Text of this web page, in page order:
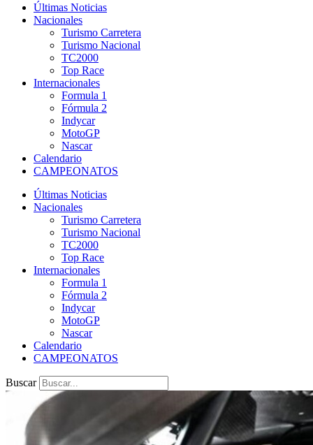
Últimas Noticias
Nacionales
Turismo Carretera
Turismo Nacional
TC2000
Top Race
Internacionales
Formula 1
Fórmula 2
Indycar
MotoGP
Nascar
Calendario
CAMPEONATOS
Últimas Noticias
Nacionales
Turismo Carretera
Turismo Nacional
TC2000
Top Race
Internacionales
Formula 1
Fórmula 2
Indycar
MotoGP
Nascar
Calendario
CAMPEONATOS
Buscar